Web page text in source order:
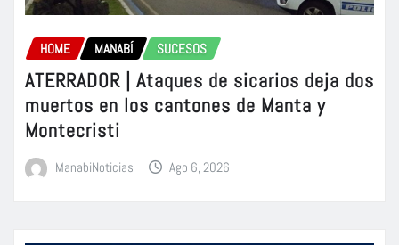
HOME MANABÍ SUCESOS
ATERRADOR | Ataques de sicarios deja dos
muertos en los cantones de Manta y
Montecristi
ManabiNoticias Ago 6, 2026